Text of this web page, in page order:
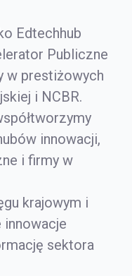
Edtechhub
Publiczne
w prestiżowych
i NCBR.
innowacji,
i firmy w
krajowym i
innowacje
sektora